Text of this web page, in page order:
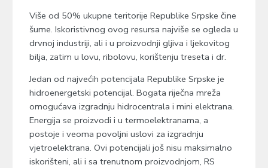
Više od 50% ukupne teritorije Republike Srpske čine
šume. Iskoristivnog ovog resursa najviše se ogleda u
drvnoj industriji, ali i u proizvodnji gljiva i ljekovitog
bilja, zatim u lovu, ribolovu, korištenju treseta i dr.
Jedan od najvećih potencijala Republike Srpske je
hidroenergetski potencijal. Bogata riječna mreža
omogućava izgradnju hidrocentrala i mini elektrana.
Energija se proizvodi i u termoelektranama, a
postoje i veoma povoljni uslovi za izgradnju
vjetroelektrana. Ovi potencijali još nisu maksimalno
iskorišteni, ali i sa trenutnom proizvodnjom, RS